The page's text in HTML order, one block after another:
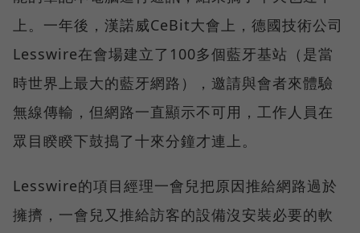
上。一年後，漢諾威CeBit大會上，德國技術公司
Lesswire在會場建立了100多個藍牙基站（是當
時世界上最大的藍牙網路），邀請與會者來體驗
無線傳輸，但網路一直顯示不可用，工作人員在
眾目睽睽下鼓搗了十來分鐘才連上。
Lesswire的項目經理一會兒把原因推給網路過於
擁擠，一會兒又推給訪客的設備沒安裝必要的軟